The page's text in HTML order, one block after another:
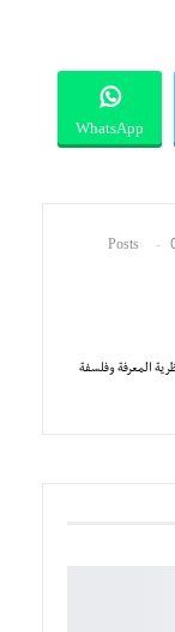
WhatsApp
المعرفة وفلسفة